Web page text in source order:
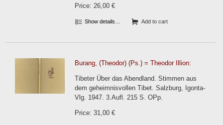
Price: 26,00 €
Show details… Add to cart
Burang, (Theodor) (Ps.) = Theodor Illion:
Tibeter Über das Abendland. Stimmen aus
dem geheimnisvollen Tibet. Salzburg, Igonta-
Vlg. 1947. 3.Aufl. 215 S. OPp.
Price: 31,00 €